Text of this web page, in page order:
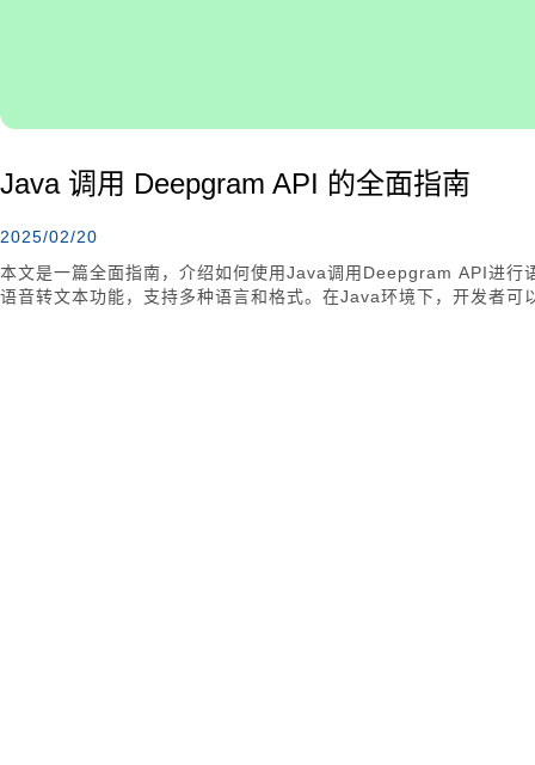
Java 调用 Deepgram API 的全面指南
2025/02/20
本文是一篇全面指南，介绍如何使用Java调用Deepgram API进
语音转文本功能，支持多种语言和格式。在Java环境下，开发者